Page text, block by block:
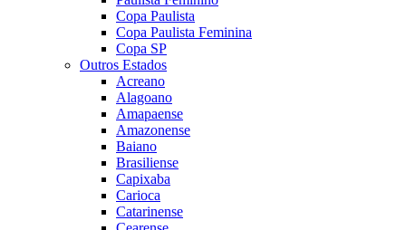
Copa Paulista
Copa Paulista Feminina
Copa SP
Outros Estados
Acreano
Alagoano
Amapaense
Amazonense
Baiano
Brasiliense
Capixaba
Carioca
Catarinense